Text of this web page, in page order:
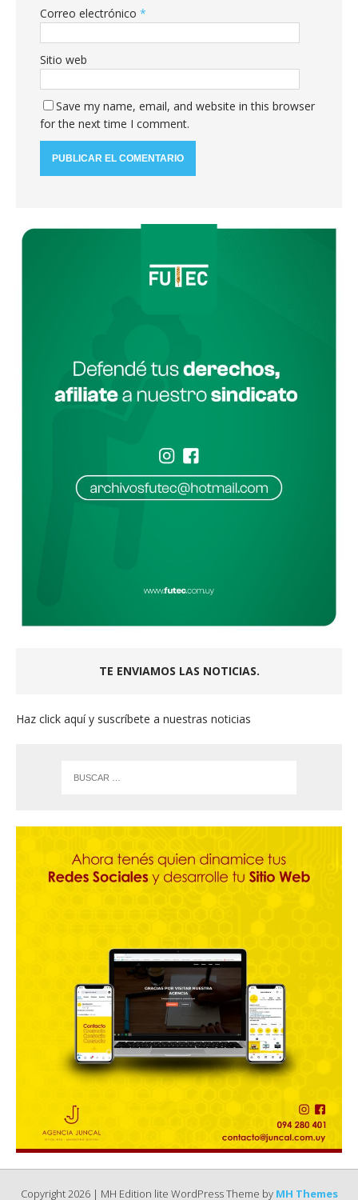
Correo electrónico *
Sitio web
Save my name, email, and website in this browser
for the next time I comment.
TE ENVIAMOS LAS NOTICIAS.
Haz click aquí y suscríbete a nuestras noticias
Copyright 2026 | MH Edition lite WordPress Theme by MH Themes